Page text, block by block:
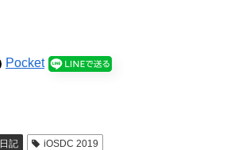
Pocket
日記 iOSDC 2019